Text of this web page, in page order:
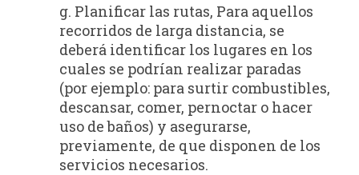
g. Planificar las rutas, Para aquellos
recorridos de larga distancia, se
deberá identificar los lugares en los
cuales se podrían realizar paradas
(por ejemplo: para surtir combustibles,
descansar, comer, pernoctar o hacer
uso de baños) y asegurarse,
previamente, de que disponen de los
servicios necesarios.